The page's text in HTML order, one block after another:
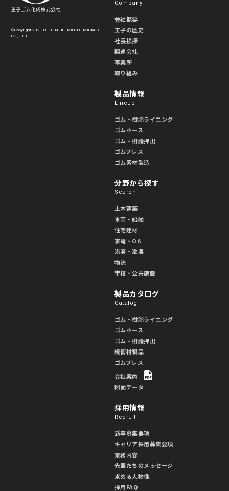
©Copyright 2021 OHJI RUBBER & CHEMICALS
CO., LTD.
Company
会社概要
王子の歴史
社長挨拶
関連会社
事業所
取り組み
製品情報
Lineup
ゴム・樹脂ライニング
ゴムホース
ゴム・樹脂押出
ゴムプレス
ゴム素材製造
分野から探す
Search
土木建築
車両・船舶
住宅建材
家電・OA
港湾・浚渫
物流
学校・公共施設
製品カタログ
Catalog
ゴム・樹脂ライニング
ゴムホース
ゴム・樹脂押出
緩衝材製品
ゴムプレス
会社案内
図面データ
採用情報
Recruit
新卒募集要項
キャリア採用募集要項
業務内容
先輩たちのメッセージ
求める人物像
採用FAQ